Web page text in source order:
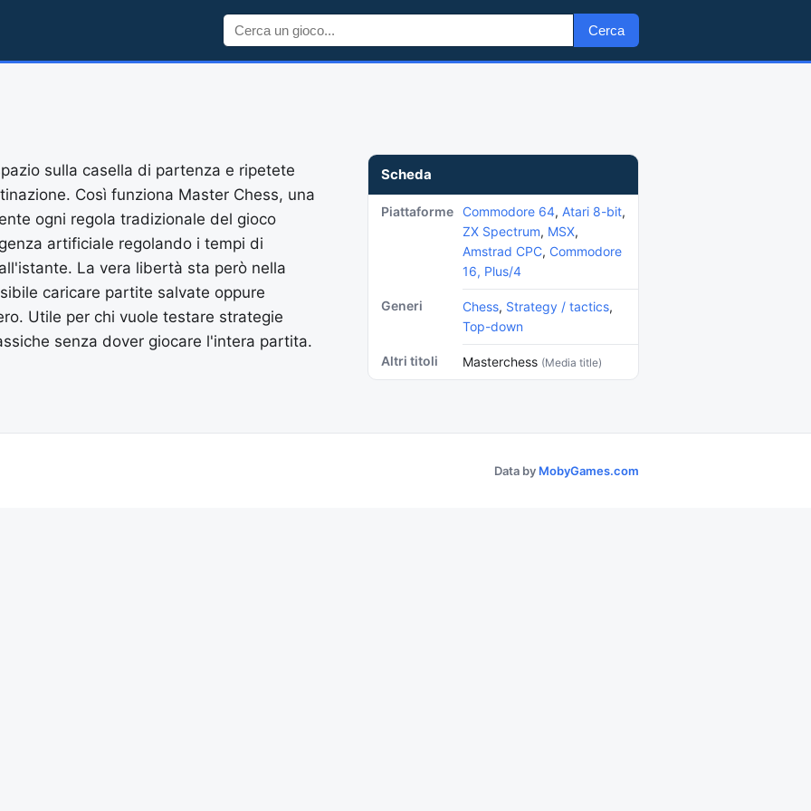
Cerca
Scheda
Piattaforme Commodore 64, Atari 8-bit,
ZX Spectrum, MSX,
Amstrad CPC, Commodore
16, Plus/4
Generi Chess, Strategy / tactics,
Top-down
Altri titoli Masterchess (Media title)
sulla casella di partenza e ripetete
Così funziona Master Chess, una
ogni regola tradizionale del gioco
artificiale regolando i tempi di
La vera libertà sta però nella
caricare partite salvate oppure
Utile per chi vuole testare strategie
senza dover giocare l'intera partita.
Data by MobyGames.com